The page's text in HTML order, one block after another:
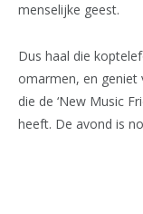
menselijke geest.
Dus haal die
omarmen, en geniet
die de ‘New Music
heeft. De avond is